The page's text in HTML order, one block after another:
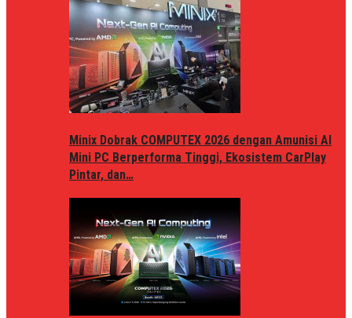
Minix Dobrak COMPUTEX 2026 dengan Amunisi AI
Mini PC Berperforma Tinggi, Ekosistem CarPlay
Pintar, dan…